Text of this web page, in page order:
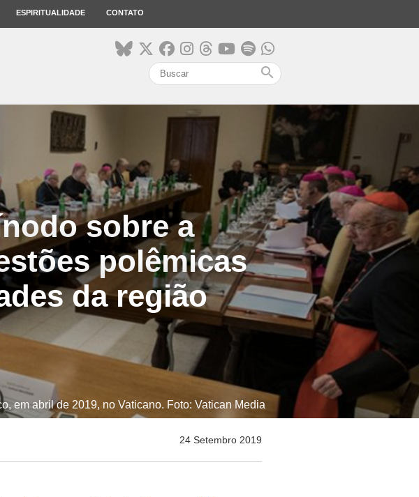
ESPIRITUALIDADE CONTATO
search
sobre a
polêmicas
da região
em abril de 2019, no Vaticano. Foto: Vatican Media
24 Setembro 2019